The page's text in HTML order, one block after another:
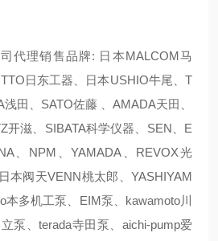
代理销售品牌: 日本MALCOM马
日东工器、日本USHIO牛尾、T
田、SATO佐藤 、AMADA天田、
开滋、SIBATA科学仪器、SEN、E
、NPM、YAMADA、REVOX光
本阀天VENN桃太郎、YASHIYAM
本多机工泵、EIM泵、kawamoto川
泵、terada寺田泵、aichi-pump爱